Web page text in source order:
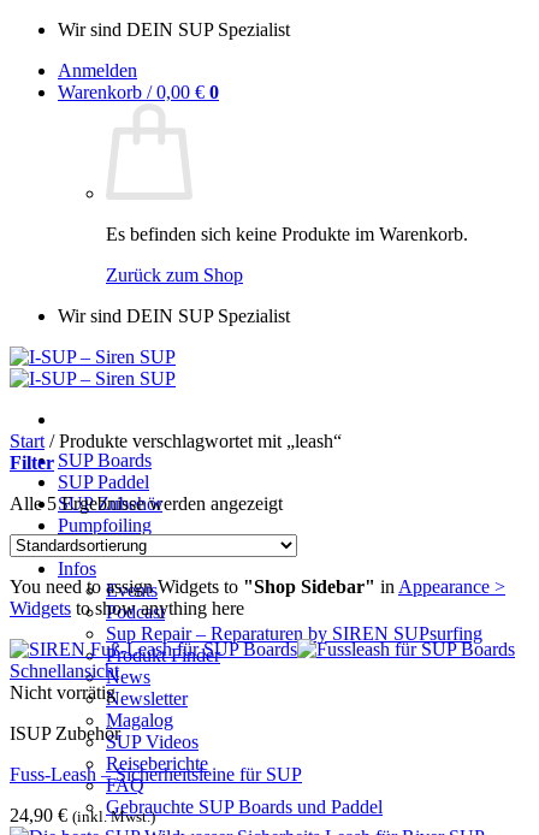
Zum
springen
Wir sind DEIN SUP Spezialist
Anmelden
Warenkorb /0,00 € 0
Es befinden sich keine Produkte im Warenkorb.
Zurück zum Shop
Wir sind DEIN SUP Spezialist
SUP Boards
SUP Paddel
SUP Zubehör
Pumpfoiling
Kontakt
Infos
Events
Podcast
Sup Repair – Reparaturen by SIREN SUPsurfing
Produkt Finder
News
Newsletter
Magalog
SUP Videos
Reiseberichte
FAQ
Gebrauchte SUP Boards und Paddel
Start /Produkte verschlagwortet mit „leash“
Filter
Alle 5 Ergebnisse werden angezeigt
You need to assign Widgets to "Shop Sidebar" in Appearance >
Widgets to show anything here
Schnellansicht
Nicht vorrätig
ISUP Zubehör
Fuss-Leash – Sicherheitsleine für SUP
24,90 € (inkl. Mwst.)